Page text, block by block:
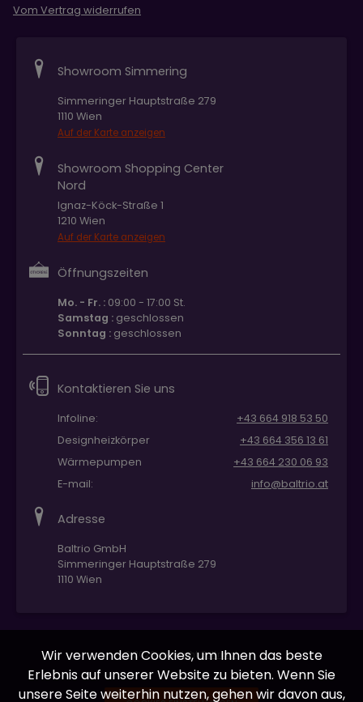
Vom Vertrag widerrufen
Showroom Simmering
Simmeringer Hauptstraße 279
1110 Wien
Auf der Karte anzeigen
Showroom Shopping Center
Nord
Ignaz-Köck-Straße 1
1210 Wien
Auf der Karte anzeigen
Öffnungszeiten
Mo. - Fr. : 09:00 - 17:00 St.
Samstag : geschlossen
Sonntag : geschlossen
Kontaktieren Sie uns
Infoline:
+43 664 918 53 50
Designheizkörper
+43 664 356 13 61
Wärmepumpen
+43 664 230 06 93
E-mail:
info@baltrio.at
Adresse
Baltrio GmbH
Simmeringer Hauptstraße 279
1110 Wien
© 2026 copyright Baltrio.at
Wir verwenden Cookies, um Ihnen das beste
Erlebnis auf unserer Website zu bieten. Wenn Sie
unsere Seite weiterhin nutzen, gehen wir davon aus,